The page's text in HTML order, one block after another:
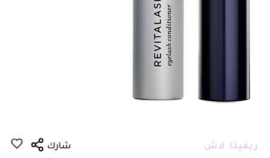
ريفيتا لاش شارك